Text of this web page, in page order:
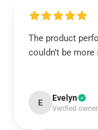
The product
couldn’t be
E Evelyn
Verified owner